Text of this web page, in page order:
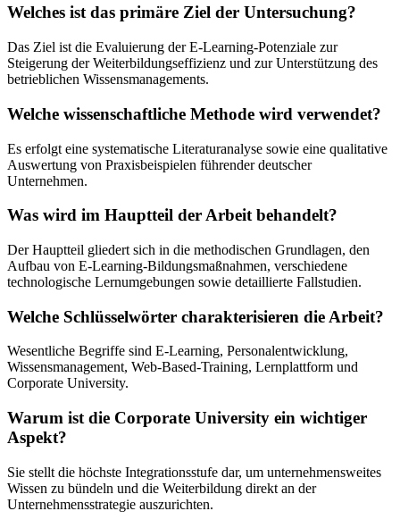
Welches ist das primäre Ziel der Untersuchung?
Das Ziel ist die Evaluierung der E-Learning-Potenziale zur
Steigerung der Weiterbildungseffizienz und zur Unterstützung des
betrieblichen Wissensmanagements.
Welche wissenschaftliche Methode wird verwendet?
Es erfolgt eine systematische Literaturanalyse sowie eine qualitative
Auswertung von Praxisbeispielen führender deutscher
Unternehmen.
Was wird im Hauptteil der Arbeit behandelt?
Der Hauptteil gliedert sich in die methodischen Grundlagen, den
Aufbau von E-Learning-Bildungsmaßnahmen, verschiedene
technologische Lernumgebungen sowie detaillierte Fallstudien.
Welche Schlüsselwörter charakterisieren die Arbeit?
Wesentliche Begriffe sind E-Learning, Personalentwicklung,
Wissensmanagement, Web-Based-Training, Lernplattform und
Corporate University.
Warum ist die Corporate University ein wichtiger
Aspekt?
Sie stellt die höchste Integrationsstufe dar, um unternehmensweites
Wissen zu bündeln und die Weiterbildung direkt an der
Unternehmensstrategie auszurichten.